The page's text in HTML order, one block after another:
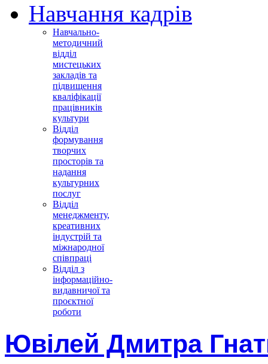
Навчання кадрів
Навчально-
методичний
відділ
мистецьких
закладів та
підвищення
кваліфікації
працівників
культури
Відділ
формування
творчих
просторів та
надання
культурних
послуг
Відділ
менеджменту,
креативних
індустрій та
міжнародної
співпраці
Відділ з
інформаційно-
видавничої та
проєктної
роботи
Ювілей Дмитра